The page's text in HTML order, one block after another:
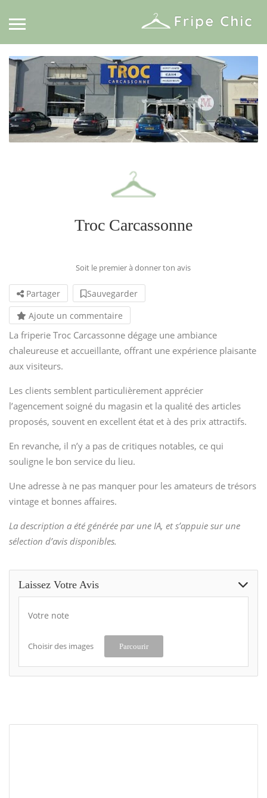
Troc Carcassonne
Soit le premier à donner ton avis
Partager
Sauvegarder
Ajoute un commentaire
La friperie Troc Carcassonne dégage une ambiance
chaleureuse et accueillante, offrant une expérience plaisante
aux visiteurs.
Les clients semblent particulièrement apprécier
l’agencement soigné du magasin et la qualité des articles
proposés, souvent en excellent état et à des prix attractifs.
En revanche, il n’y a pas de critiques notables, ce qui
souligne le bon service du lieu.
Une adresse à ne pas manquer pour les amateurs de trésors
vintage et bonnes affaires.
La description a été générée par une IA, et s’appuie sur une
sélection d’avis disponibles.
Laissez Votre Avis
Votre note
Choisir des images Parcourir